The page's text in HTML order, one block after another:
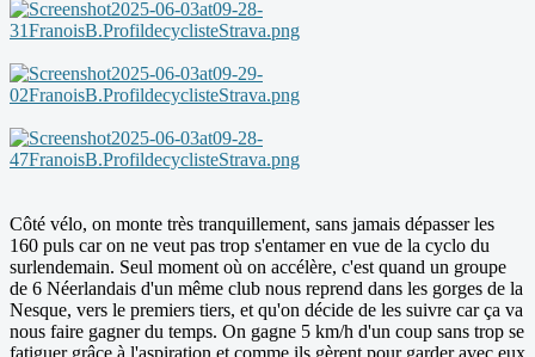
Côté vélo, on monte très tranquillement, sans jamais dépasser les
160 puls car on ne veut pas trop s'entamer en vue de la cyclo du
surlendemain. Seul moment où on accélère, c'est quand un groupe
de 6 Néerlandais d'un même club nous reprend dans les gorges de la
Nesque, vers le premiers tiers, et qu'on décide de les suivre car ça va
nous faire gagner du temps. On gagne 5 km/h d'un coup sans trop se